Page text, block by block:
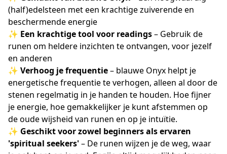
(half)edelsteen met een krachtige zuiverende en
beschermende energie
✨ Een krachtige tool voor readings– Gebruik de
runen om heldere inzichten te ontvangen, voor jezelf
en anderen
✨ Verhoog je frequentie– blauwe Onyx helpt je
energetische frequentie te verhogen, alleen al door de
stenen regelmatig in je handen te houden. Hoe fijner
je energie, hoe gemakkelijker je kunt afstemmen op
de oude wijsheid van runen en op je intuïtie.
✨ Geschikt voor zowel beginners als ervaren
'spiritual seekers'– De runen wijzen je de weg, waar